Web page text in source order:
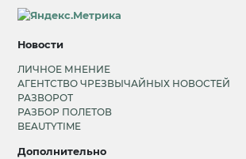
Новости
ЛИЧНОЕ МНЕНИЕ
АГЕНТСТВО ЧРЕЗВЫЧАЙНЫХ НОВОСТЕЙ
РАЗВОРОТ
РАЗБОР ПОЛЕТОВ
BEAUTYTIME
Дополнительно